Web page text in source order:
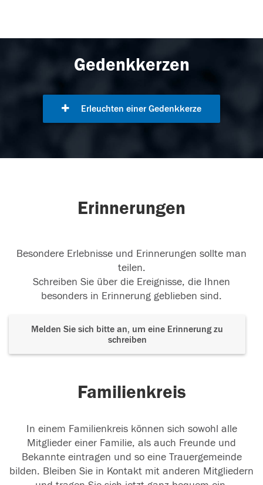
Gedenkkerzen
Erleuchten einer Gedenkkerze
Erinnerungen
Besondere Erlebnisse und Erinnerungen sollte man
teilen.
Schreiben Sie über die Ereignisse, die Ihnen
besonders in Erinnerung geblieben sind.
Melden Sie sich bitte an, um eine Erinnerung zu
schreiben
Familienkreis
In einem Familienkreis können sich sowohl alle
Mitglieder einer Familie, als auch Freunde und
Bekannte eintragen und so eine Trauergemeinde
bilden. Bleiben Sie in Kontakt mit anderen Mitgliedern